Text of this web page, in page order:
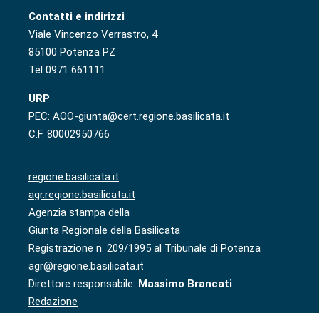
Contatti e indirizzi
Viale Vincenzo Verrastro, 4
85100 Potenza PZ
Tel 0971 661111
URP
PEC: AOO-giunta@cert.regione.basilicata.it
C.F. 80002950766
regione.basilicata.it
agr.regione.basilicata.it
Agenzia stampa della
Giunta Regionale della Basilicata
Registrazione n. 209/1995 al Tribunale di Potenza
agr@regione.basilicata.it
Direttore responsabile: Massimo Brancati
Redazione